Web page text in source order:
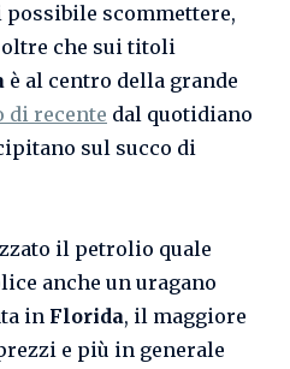
possibile scommettere,
che sui titoli
è al centro della grande
di recente dal quotidiano
sul succo di
il petrolio quale
anche un uragano
in Florida, il maggiore
e più in generale